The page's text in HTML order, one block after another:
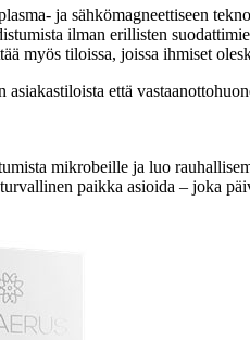
ja sähkömagneettiseen
ilman erillisten
myös tiloissa, joissa ihmiset
että
mikrobeille ja luo
paikka asioida – joka